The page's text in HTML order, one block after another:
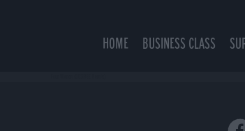
HOME BUSINESS CLASS